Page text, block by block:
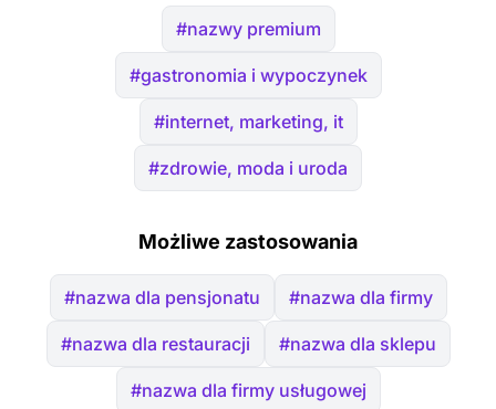
#nazwy premium
#gastronomia i wypoczynek
#internet, marketing, it
#zdrowie, moda i uroda
Możliwe zastosowania
#nazwa dla pensjonatu #nazwa dla firmy
#nazwa dla restauracji #nazwa dla sklepu
#nazwa dla firmy usługowej